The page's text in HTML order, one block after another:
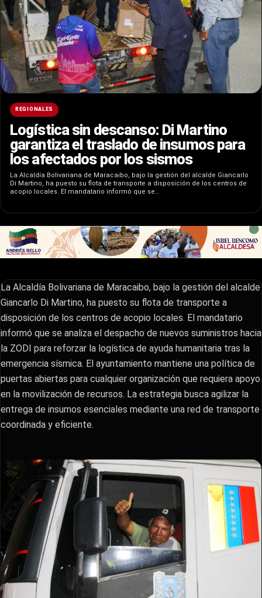
REGIONALES
Logística sin descanso: Di Martino
garantiza el traslado de insumos para
los afectados por los sismos
La Alcaldía Bolivariana de Maracaibo, bajo la gestión del alcalde Giancarlo
Di Martino, ha puesto su flota de transporte a disposición de los centros de
acopio locales. El mandatario informó que se…
La Alcaldía Bolivariana de Maracaibo, bajo la gestión del alcalde
Giancarlo Di Martino, ha puesto su flota de transporte a
disposición de los centros de acopio locales. El mandatario
informó que se analiza el despacho de nuevos suministros hacia
la ZODI para reforzar la logística de ayuda humanitaria tras la
emergencia sísmica. El ayuntamiento mantiene una política de
puertas abiertas para cualquier organización que requiera apoyo
en la movilización de recursos. La estrategia busca agilizar la
entrega de insumos esenciales mediante una red de transporte
coordinada y eficiente.